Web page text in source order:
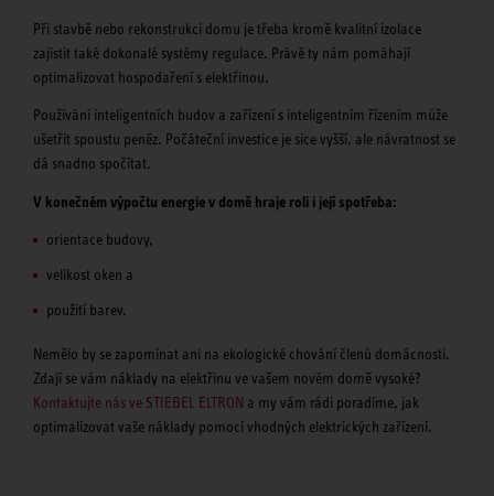
Při stavbě nebo rekonstrukci domu je třeba kromě kvalitní izolace
zajistit také dokonalé systémy regulace. Právě ty nám pomáhají
optimalizovat hospodaření s elektřinou.
Používání inteligentních budov a zařízení s inteligentním řízením může
ušetřit spoustu peněz. Počáteční investice je sice vyšší, ale návratnost se
dá snadno spočítat.
V konečném výpočtu energie v domě hraje roli i její spotřeba:
orientace budovy,
velikost oken a
použití barev.
Nemělo by se zapomínat ani na ekologické chování členů domácnosti.
Zdají se vám náklady na elektřinu ve vašem novém domě vysoké?
Kontaktujte nás ve STIEBEL ELTRON a my vám rádi poradíme, jak
optimalizovat vaše náklady pomocí vhodných elektrických zařízení.